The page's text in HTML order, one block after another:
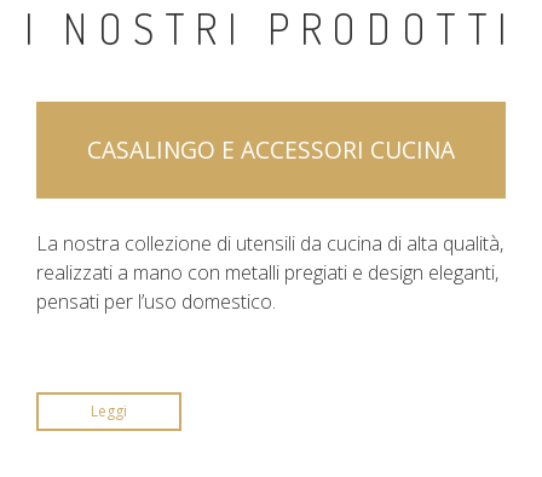
I NOSTRI PRODOTTI
CASALINGO E ACCESSORI CUCINA
La nostra collezione di utensili da cucina di alta qualità,
realizzati a mano con metalli pregiati e design eleganti,
pensati per l’uso domestico.
Leggi